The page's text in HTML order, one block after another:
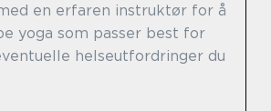
en erfaren instruktør for å
yoga som passer best for
helseutfordringer du